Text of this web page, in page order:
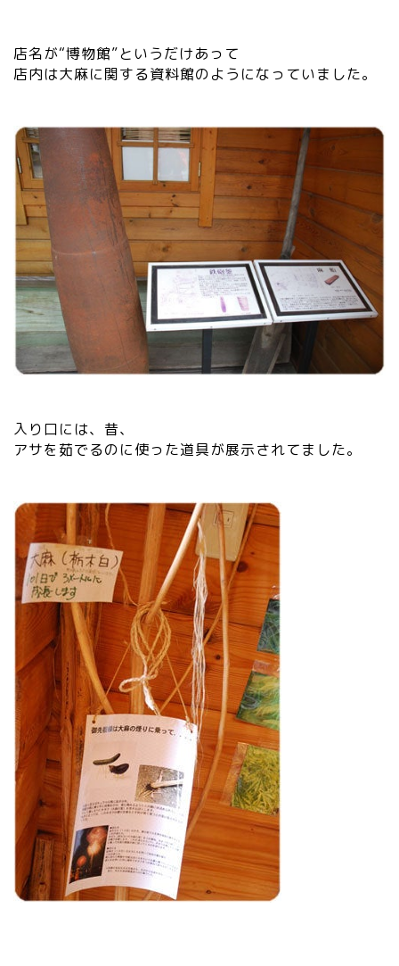
店名が“博物館”というだけあって
店内は大麻に関する資料館のようになっていました。
入り口には、昔、
アサを茹でるのに使った道具が展示されてました。